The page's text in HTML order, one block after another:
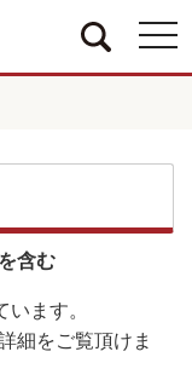
含む
います。
細をご覧頂けま